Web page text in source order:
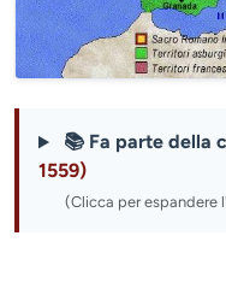
📚 Fa parte della
1559)
(Clicca per espandere